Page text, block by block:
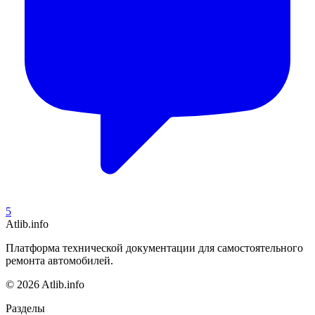
5
Atlib.info
Платформа технической документации для самостоятельного
ремонта автомобилей.
© 2026 Atlib.info
Разделы